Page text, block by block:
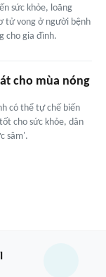
sức khỏe, loãng
tử vong ở người bệnh
cho gia đình.
cho mùa nóng
có thể tự chế biến
cho sức khỏe, dân
sâm'.